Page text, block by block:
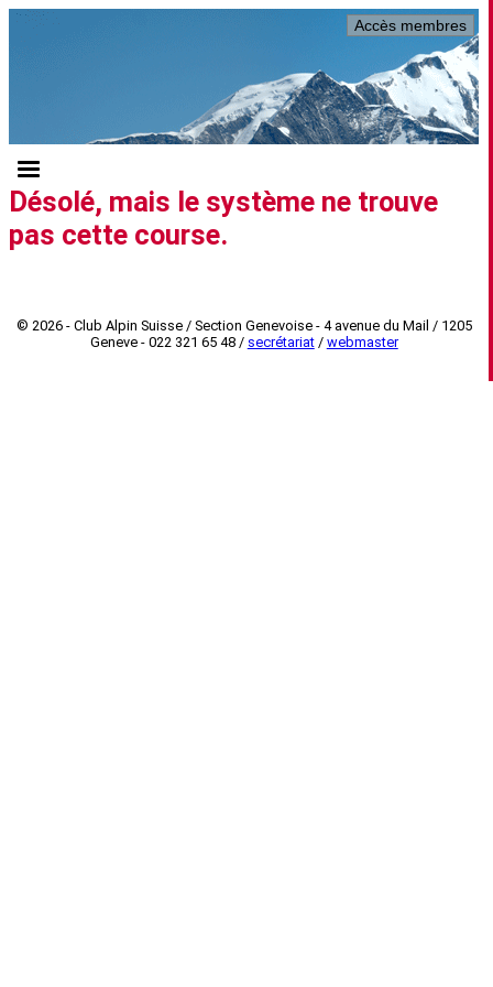
Accès membres
Désolé, mais le système ne trouve
pas cette course.
© 2026 - Club Alpin Suisse / Section Genevoise - 4 avenue du Mail / 1205
Geneve - 022 321 65 48 / secrétariat/ webmaster